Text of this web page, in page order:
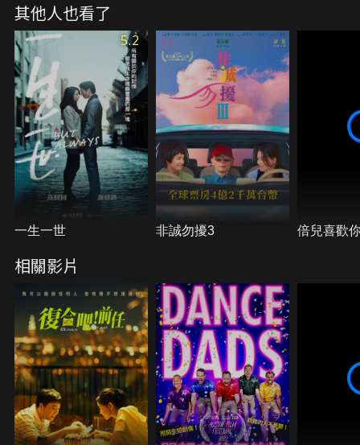
累，她們仍願意陪伴彼此為愛放手一搏，兩人一路坎
坷不斷，但縱使再多挫折，我們也要勇敢去愛！
其他人也看了
5.2
一生一世 非誠勿擾3 倍兒喜歡
相關影片